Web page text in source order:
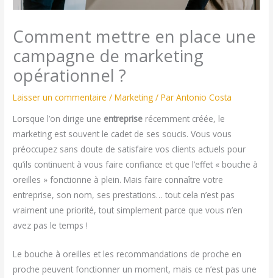
Comment mettre en place une
campagne de marketing
opérationnel ?
Laisser un commentaire /Marketing / ParAntonio Costa
Lorsque l’on dirige une entreprise récemment créée, le
marketing est souvent le cadet de ses soucis. Vous vous
préoccupez sans doute de satisfaire vos clients actuels pour
qu’ils continuent à vous faire confiance et que l’effet « bouche à
oreilles » fonctionne à plein. Mais faire connaître votre
entreprise, son nom, ses prestations… tout cela n’est pas
vraiment une priorité, tout simplement parce que vous n’en
avez pas le temps !
Le bouche à oreilles et les recommandations de proche en
proche peuvent fonctionner un moment, mais ce n’est pas une